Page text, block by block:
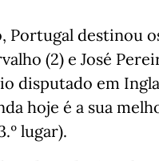
Portugal destinou
(2) e José
disputado em
hoje é a sua
lugar).